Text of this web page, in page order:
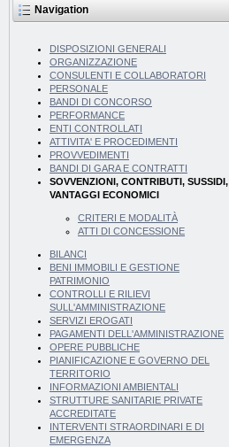
Navigation
DISPOSIZIONI GENERALI
ORGANIZZAZIONE
CONSULENTI E COLLABORATORI
PERSONALE
BANDI DI CONCORSO
PERFORMANCE
ENTI CONTROLLATI
ATTIVITA' E PROCEDIMENTI
PROVVEDIMENTI
BANDI DI GARA E CONTRATTI
SOVVENZIONI, CONTRIBUTI, SUSSIDI,
VANTAGGI ECONOMICI
CRITERI E MODALITÀ
ATTI DI CONCESSIONE
BILANCI
BENI IMMOBILI E GESTIONE
PATRIMONIO
CONTROLLI E RILIEVI
SULL'AMMINISTRAZIONE
SERVIZI EROGATI
PAGAMENTI DELL'AMMINISTRAZIONE
OPERE PUBBLICHE
PIANIFICAZIONE E GOVERNO DEL
TERRITORIO
INFORMAZIONI AMBIENTALI
STRUTTURE SANITARIE PRIVATE
ACCREDITATE
INTERVENTI STRAORDINARI E DI
EMERGENZA